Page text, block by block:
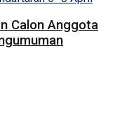
Calon Anggota